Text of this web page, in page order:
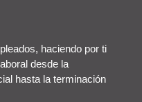
haciendo por ti
desde la
hasta la terminación